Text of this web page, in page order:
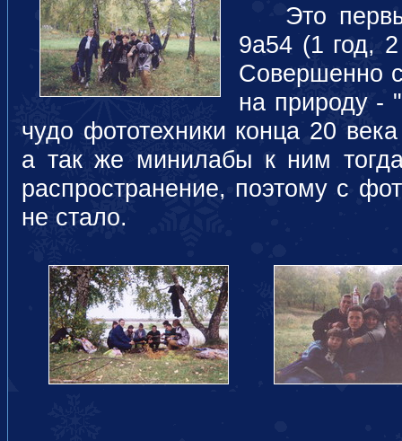
Это
9а54 (1 год,
Совершенно
на природу -
чудо фототехники конца 20
а так же минилабы к ним
распространение, поэтому с
не стало.